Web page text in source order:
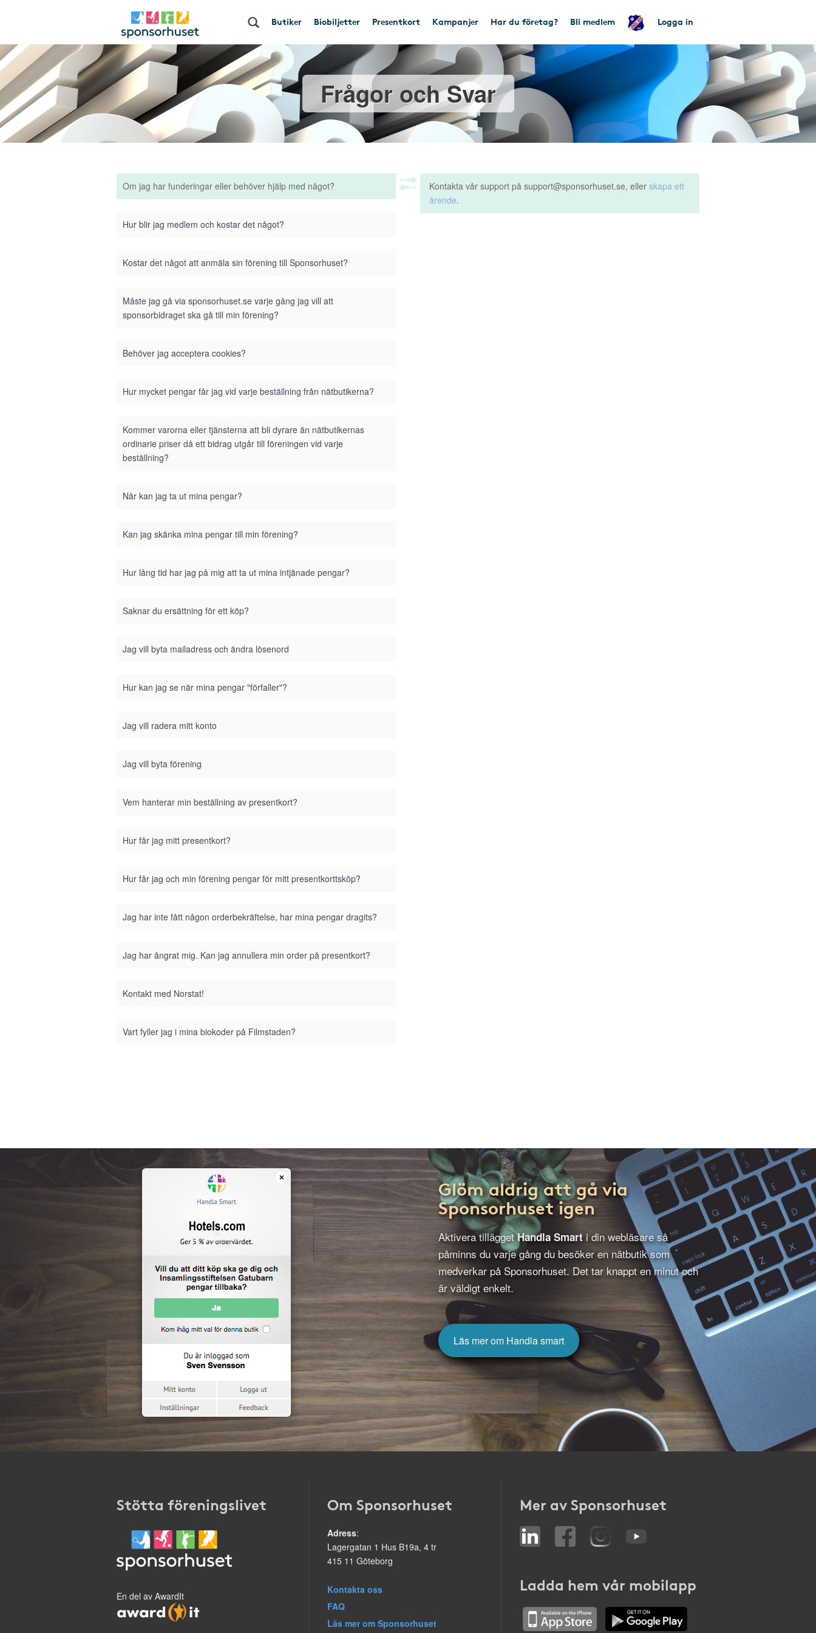
Butiker Biobiljetter Presentkort Kampanjer Har du företag? Bli medlem Logga in
Frågor och Svar
Om jag har funderingar eller behöver hjälp med något?
Hur blir jag medlem och kostar det något?
Kostar det något att anmäla sin förening till Sponsorhuset?
Måste jag gå via sponsorhuset.se varje gång jag vill att
sponsorbidraget ska gå till min förening?
Behöver jag acceptera cookies?
Hur mycket pengar får jag vid varje beställning från nätbutikerna?
Kommer varorna eller tjänsterna att bli dyrare än nätbutikernas
ordinarie priser då ett bidrag utgår till föreningen vid varje
beställning?
När kan jag ta ut mina pengar?
Kan jag skänka mina pengar till min förening?
Hur lång tid har jag på mig att ta ut mina intjänade pengar?
Saknar du ersättning för ett köp?
Jag vill byta mailadress och ändra lösenord
Hur kan jag se när mina pengar "förfaller"?
Jag vill radera mitt konto
Jag vill byta förening
Vem hanterar min beställning av presentkort?
Hur får jag mitt presentkort?
Hur får jag och min förening pengar för mitt presentkorttsköp?
Jag har inte fått någon orderbekräftelse, har mina pengar dragits?
Jag har ångrat mig. Kan jag annullera min order på presentkort?
Kontakt med Norstat!
Vart fyller jag i mina biokoder på Filmstaden?
Kontakta vår support på support@sponsorhuset.se, eller skapa ett
ärende.
Glöm aldrig att gå via
Sponsorhuset igen
Aktivera tilläggetHandla Smarti din webläsare så
påminns du varje gång du besöker en nätbutik som
medverkar på Sponsorhuset. Det tar knappt en minut och
är väldigt enkelt.
Läs mer om Handla smart
Stötta föreningslivet
En del av AwardIt
Om Sponsorhuset
Adress:
Lagergatan 1 Hus B19a, 4 tr
415 11 Göteborg
Kontakta oss
FAQ
Läs mer om Sponsorhuset
Mer av Sponsorhuset
Ladda hem vår mobilapp